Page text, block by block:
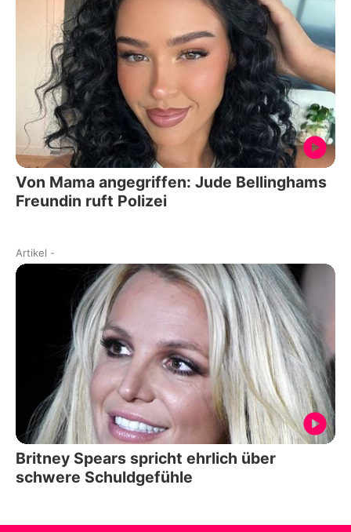
Von Mama angegriffen: Jude Bellinghams
Freundin ruft Polizei
Artikel -
Britney Spears spricht ehrlich über
schwere Schuldgefühle